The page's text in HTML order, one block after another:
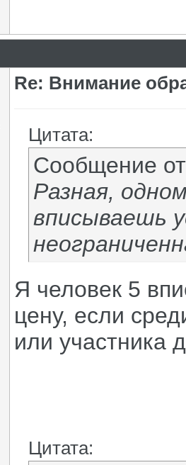
Re: Внимание
Цитата:
Сообщение
Разная,
вписываешь
Я человек 5
цену, если
или участника
Цитата: